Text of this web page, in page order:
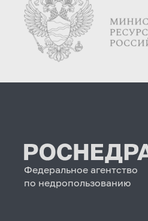
Федеральное агентство
по недропользованию